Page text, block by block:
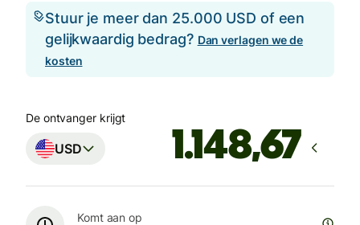
Stuur je meer dan 25.000 USD of een
gelijkwaardig bedrag? Dan verlagen we de
kosten
De ontvanger krijgt
USD
Komt aan op